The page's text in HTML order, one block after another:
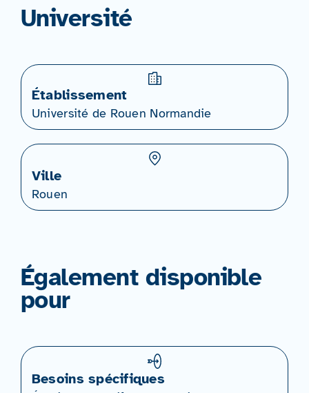
Université
Établissement
Université de Rouen Normandie
Ville
Rouen
Également disponible
pour
Besoins spécifiques